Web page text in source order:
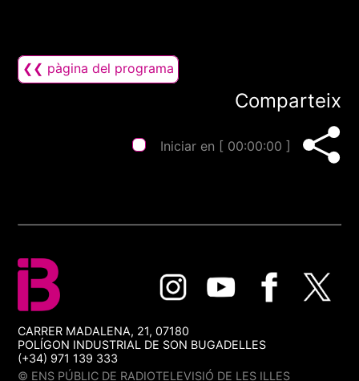
❮❮ pàgina del programa
Comparteix
Iniciar en [ 00:00:00 ]
CARRER MADALENA, 21, 07180
POLÍGON INDUSTRIAL DE SON BUGADELLES
(+34) 971 139 333
© ENS PÚBLIC DE RADIOTELEVISIÓ DE LES ILLES